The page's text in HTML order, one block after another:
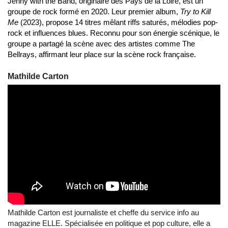
groupe de rock formé en 2020. Leur premier album, Try to Kill
Me (2023), propose 14 titres mêlant riffs saturés, mélodies pop-
rock et influences blues. Reconnu pour son énergie scénique, le
groupe a partagé la scène avec des artistes comme The
Bellrays, affirmant leur place sur la scène rock française.
Mathilde Carton
Mathilde Carton est journaliste et cheffe du service info au
magazine ELLE. Spécialisée en politique et pop culture, elle a